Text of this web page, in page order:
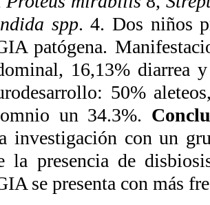
spp. 4. Dos niños
patógena.
16,13% diarrea
50%
un 34.3%.
investigación con un
la presencia de
se presenta con más